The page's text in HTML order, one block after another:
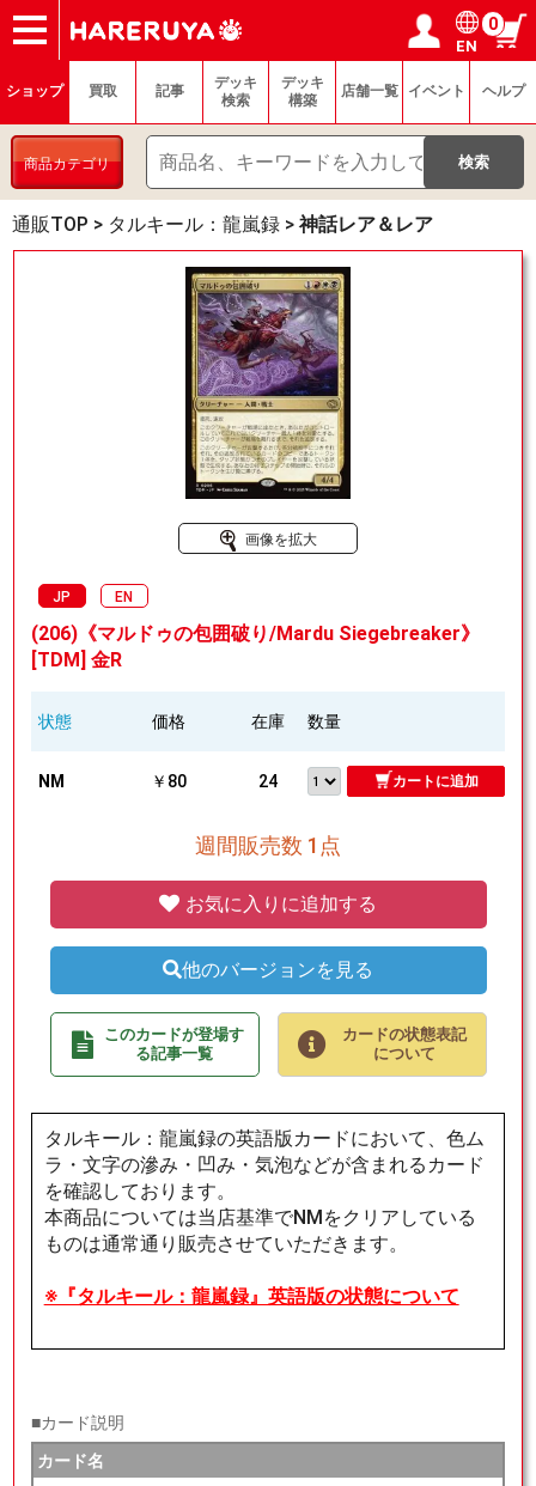
ショップ
買取
記事
デッキ検索
デッキ構築
選手一覧
店舗一覧
イベント
ヘルプ
お問い合わせ ログイン／会員登録
マイページ
EN
0
ショップ 買取 記事
デッキ
検索
デッキ
構築
店舗一覧 イベント ヘルプ
商品カテゴリ
通販TOP > タルキール：龍嵐録 > 神話レア＆レア
画像を拡大
JP EN
(206)《マルドゥの包囲破り/Mardu Siegebreaker》
[TDM] 金R
状態 価格 在庫 数量
NM ￥80 24 カートに追加
週間販売数 1点
お気に入りに追加する
他のバージョンを見る
このカードが登場す
る記事一覧
カードの状態表記
について
タルキール：龍嵐録の英語版カードにおいて、色ム
ラ・文字の滲み・凹み・気泡などが含まれるカード
を確認しております。
本商品については当店基準でNMをクリアしている
ものは通常通り販売させていただきます。
※『タルキール：龍嵐録』英語版の状態について
■カード説明
カード名